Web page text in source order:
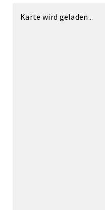
Karte wird geladen...